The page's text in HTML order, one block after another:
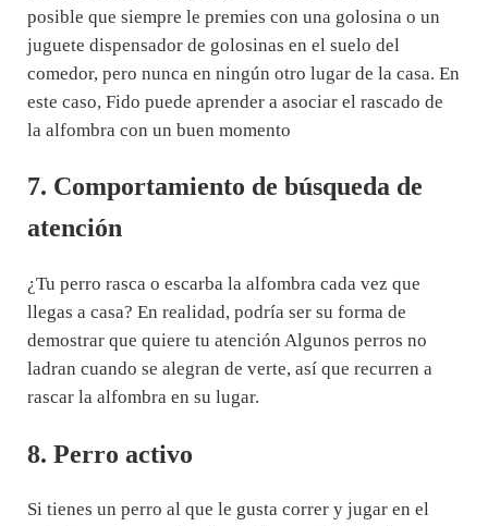
posible que siempre le premies con una golosina o un
juguete dispensador de golosinas en el suelo del
comedor, pero nunca en ningún otro lugar de la casa. En
este caso, Fido puede aprender a asociar el rascado de
la alfombra con un buen momento
7. Comportamiento de búsqueda de
atención
¿Tu perro rasca o escarba la alfombra cada vez que
llegas a casa? En realidad, podría ser su forma de
demostrar que quiere tu atención Algunos perros no
ladran cuando se alegran de verte, así que recurren a
rascar la alfombra en su lugar.
8. Perro activo
Si tienes un perro al que le gusta correr y jugar en el